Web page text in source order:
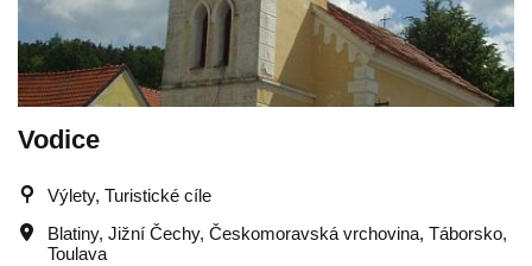
Vodice
Výlety, Turistické cíle
Blatiny, Jižní Čechy, Českomoravská vrchovina, Táborsko,
Toulava